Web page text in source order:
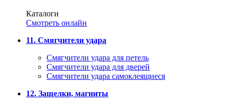
Каталоги
Смотреть онлайн
11. Смягчители удара
Смягчители удара для петель
Смягчители удара для дверей
Cмягчители удара самоклеящиеся
12. Защелки, магниты